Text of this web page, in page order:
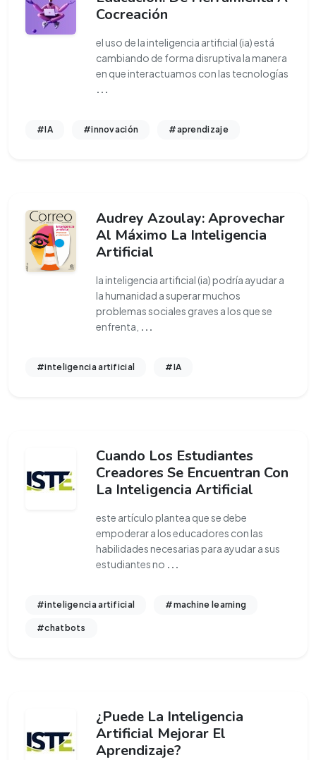
Cocreación
el uso de la inteligencia artificial (ia) está
cambiando de forma disruptiva la manera
en que interactuamos con las tecnologías
...
#IA #innovación #aprendizaje
Audrey Azoulay: Aprovechar
Al Máximo La Inteligencia
Artificial
la inteligencia artificial (ia) podría ayudar a
la humanidad a superar muchos
problemas sociales graves a los que se
enfrenta, ...
#inteligencia artificial #IA
Cuando Los Estudiantes
Creadores Se Encuentran Con
La Inteligencia Artificial
este artículo plantea que se debe
empoderar a los educadores con las
habilidades necesarias para ayudar a sus
estudiantes no ...
#inteligencia artificial #machine learning
#chatbots
¿Puede La Inteligencia
Artificial Mejorar El
Aprendizaje?